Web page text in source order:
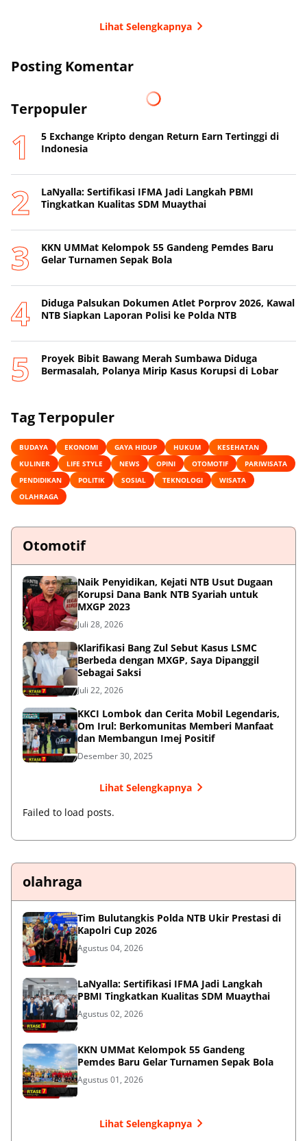
Lihat Selengkapnya
Posting Komentar
Terpopuler
5 Exchange Kripto dengan Return Earn Tertinggi di
Indonesia
LaNyalla: Sertifikasi IFMA Jadi Langkah PBMI
Tingkatkan Kualitas SDM Muaythai
KKN UMMat Kelompok 55 Gandeng Pemdes Baru
Gelar Turnamen Sepak Bola
Diduga Palsukan Dokumen Atlet Porprov 2026, Kawal
NTB Siapkan Laporan Polisi ke Polda NTB
Proyek Bibit Bawang Merah Sumbawa Diduga
Bermasalah, Polanya Mirip Kasus Korupsi di Lobar
Tag Terpopuler
BUDAYA EKONOMI GAYA HIDUP HUKUM
KESEHATAN
KULINER
LIFE STYLE NEWS OPINI OTOMOTIF
PARIWISATA
PENDIDIKAN
POLITIK SOSIAL TEKNOLOGI
WISATA
OLAHRAGA
Otomotif
Naik Penyidikan, Kejati NTB Usut Dugaan
Korupsi Dana Bank NTB Syariah untuk
MXGP 2023
Juli 28, 2026
Klarifikasi Bang Zul Sebut Kasus LSMC
Berbeda dengan MXGP, Saya Dipanggil
Sebagai Saksi
Juli 22, 2026
KKCI Lombok dan Cerita Mobil Legendaris,
Om Irul: Berkomunitas Memberi Manfaat
dan Membangun Imej Positif
Desember 30, 2025
Lihat Selengkapnya
Failed to load posts.
olahraga
Tim Bulutangkis Polda NTB Ukir Prestasi di
Kapolri Cup 2026
Agustus 04, 2026
LaNyalla: Sertifikasi IFMA Jadi Langkah
PBMI Tingkatkan Kualitas SDM Muaythai
Agustus 02, 2026
KKN UMMat Kelompok 55 Gandeng
Pemdes Baru Gelar Turnamen Sepak Bola
Agustus 01, 2026
Lihat Selengkapnya